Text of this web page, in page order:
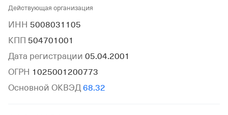
Действующая организация
ИНН 5008031105
КПП 504701001
Дата регистрации 05.04.2001
ОГРН 1025001200773
Основной ОКВЭД 68.32